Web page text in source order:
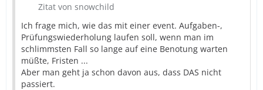
Zitat von snowchild
Ich frage mich, wie das mit einer event. Aufgaben-,
Prüfungswiederholung laufen soll, wenn man im
schlimmsten Fall so lange auf eine Benotung warten
müßte, Fristen ...
Aber man geht ja schon davon aus, dass DAS nicht
passiert.